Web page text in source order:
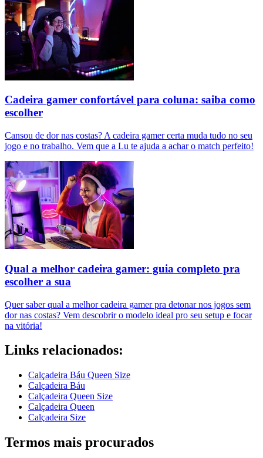
Cadeira gamer confortável para coluna: saiba como
escolher
Cansou de dor nas costas? A cadeira gamer certa muda tudo no seu
jogo e no trabalho. Vem que a Lu te ajuda a achar o match perfeito!
Qual a melhor cadeira gamer: guia completo pra
escolher a sua
Quer saber qual a melhor cadeira gamer pra detonar nos jogos sem
dor nas costas? Vem descobrir o modelo ideal pro seu setup e focar
na vitória!
Links relacionados:
Calçadeira Báu Queen Size
Calçadeira Báu
Calçadeira Queen Size
Calçadeira Queen
Calçadeira Size
Termos mais procurados